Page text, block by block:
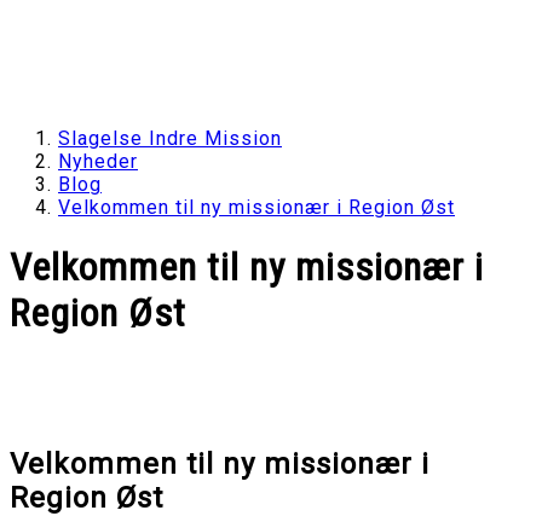
Slagelse Indre Mission
Nyheder
Blog
Velkommen til ny missionær i Region Øst
Velkommen til ny missionær i
Region Øst
Velkommen til ny missionær i
Region Øst